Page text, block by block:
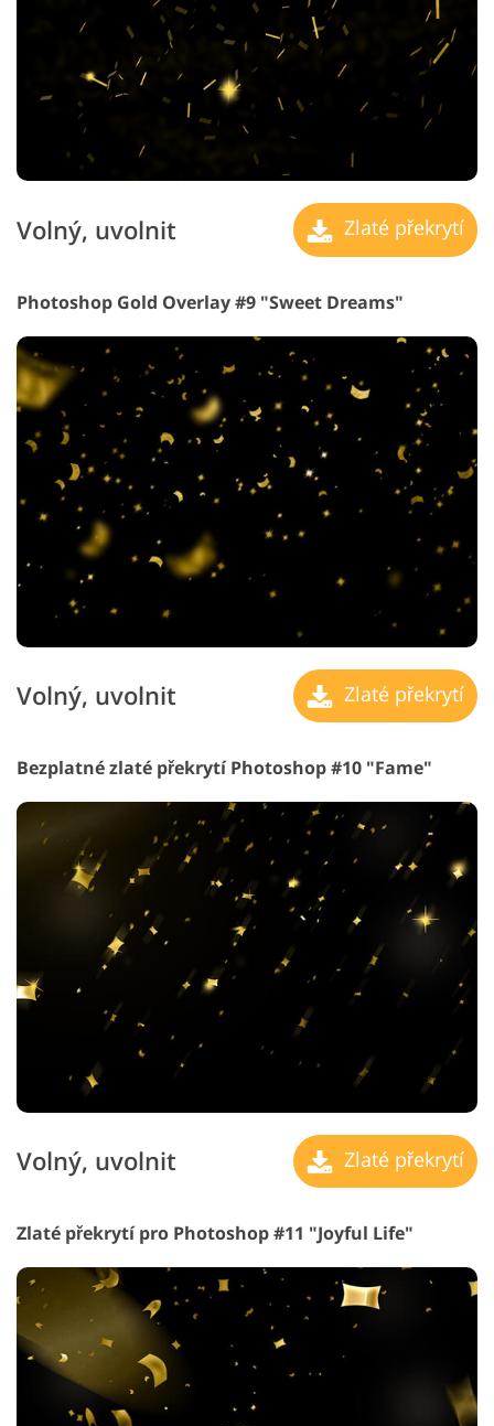
Volný, uvolnit Zlaté překrytí
Photoshop Gold Overlay #9 "Sweet Dreams"
Volný, uvolnit Zlaté překrytí
Bezplatné zlaté překrytí Photoshop #10 "Fame"
Volný, uvolnit Zlaté překrytí
Zlaté překrytí pro Photoshop #11 "Joyful Life"